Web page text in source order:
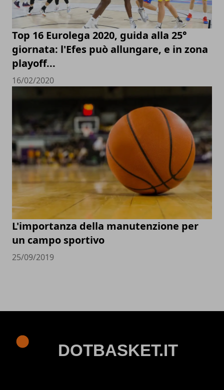
Top 16 Eurolega 2020, guida alla 25°
giornata: l'Efes può allungare, e in zona
playoff...
16/02/2020
L'importanza della manutenzione per
un campo sportivo
25/09/2019